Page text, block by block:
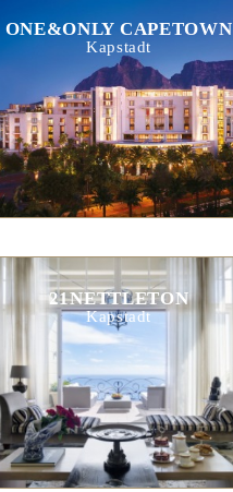
ONE&ONLY CAPETOWN
Kapstadt
21NETTLETON
Kapstadt